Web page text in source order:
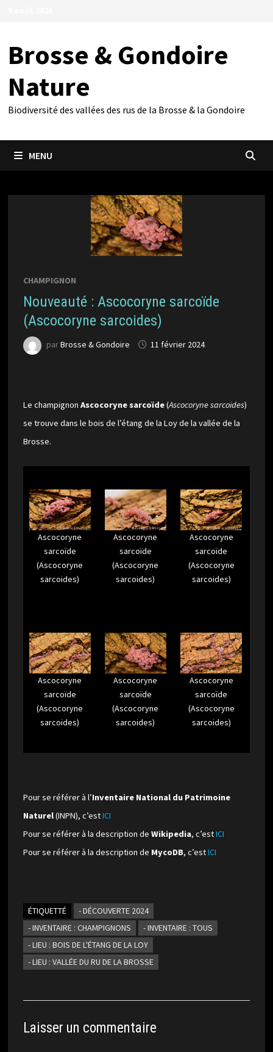
Brosse & Gondoire
Nature
Biodiversité des vallées des rus de la Brosse & la Gondoire
MENU
CHAMPIGNON
Nouveauté : Ascocoryne sarcoïde
(Ascocoryne sarcoides)
parBrosse & Gondoire 11 février 2024
Le champignon Ascocoryne sarcoïde(Ascocoryne sarcoides)
se trouve dans le bois de l’étang de la Loy de la vallée de la
Brosse.
Ascocoryne
sarcoïde
(Ascocoryne
sarcoides)
Ascocoryne
sarcoïde
(Ascocoryne
sarcoides)
Ascocoryne
sarcoïde
(Ascocoryne
sarcoides)
Ascocoryne
sarcoïde
(Ascocoryne
sarcoides)
Ascocoryne
sarcoïde
(Ascocoryne
sarcoides)
Ascocoryne
sarcoïde
(Ascocoryne
sarcoides)
Pour se référer à l’Inventaire National du Patrimoine
Naturel(INPN), c’estICI
Pour se référer à la description de Wikipedia, c’estICI
Pour se référer à la description de MycoDB, c’estICI
ÉTIQUETTÉ
- DÉCOUVERTE 2024
- INVENTAIRE : CHAMPIGNONS
- INVENTAIRE : TOUS
- LIEU : BOIS DE L'ÉTANG DE LA LOY
- LIEU : VALLÉE DU RU DE LA BROSSE
Laisser un commentaire